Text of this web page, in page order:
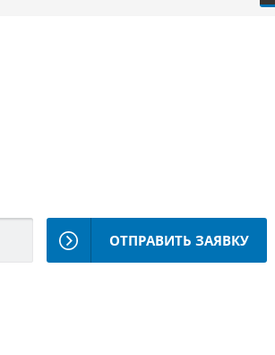
ОТПРАВИТЬ ЗАЯВКУ